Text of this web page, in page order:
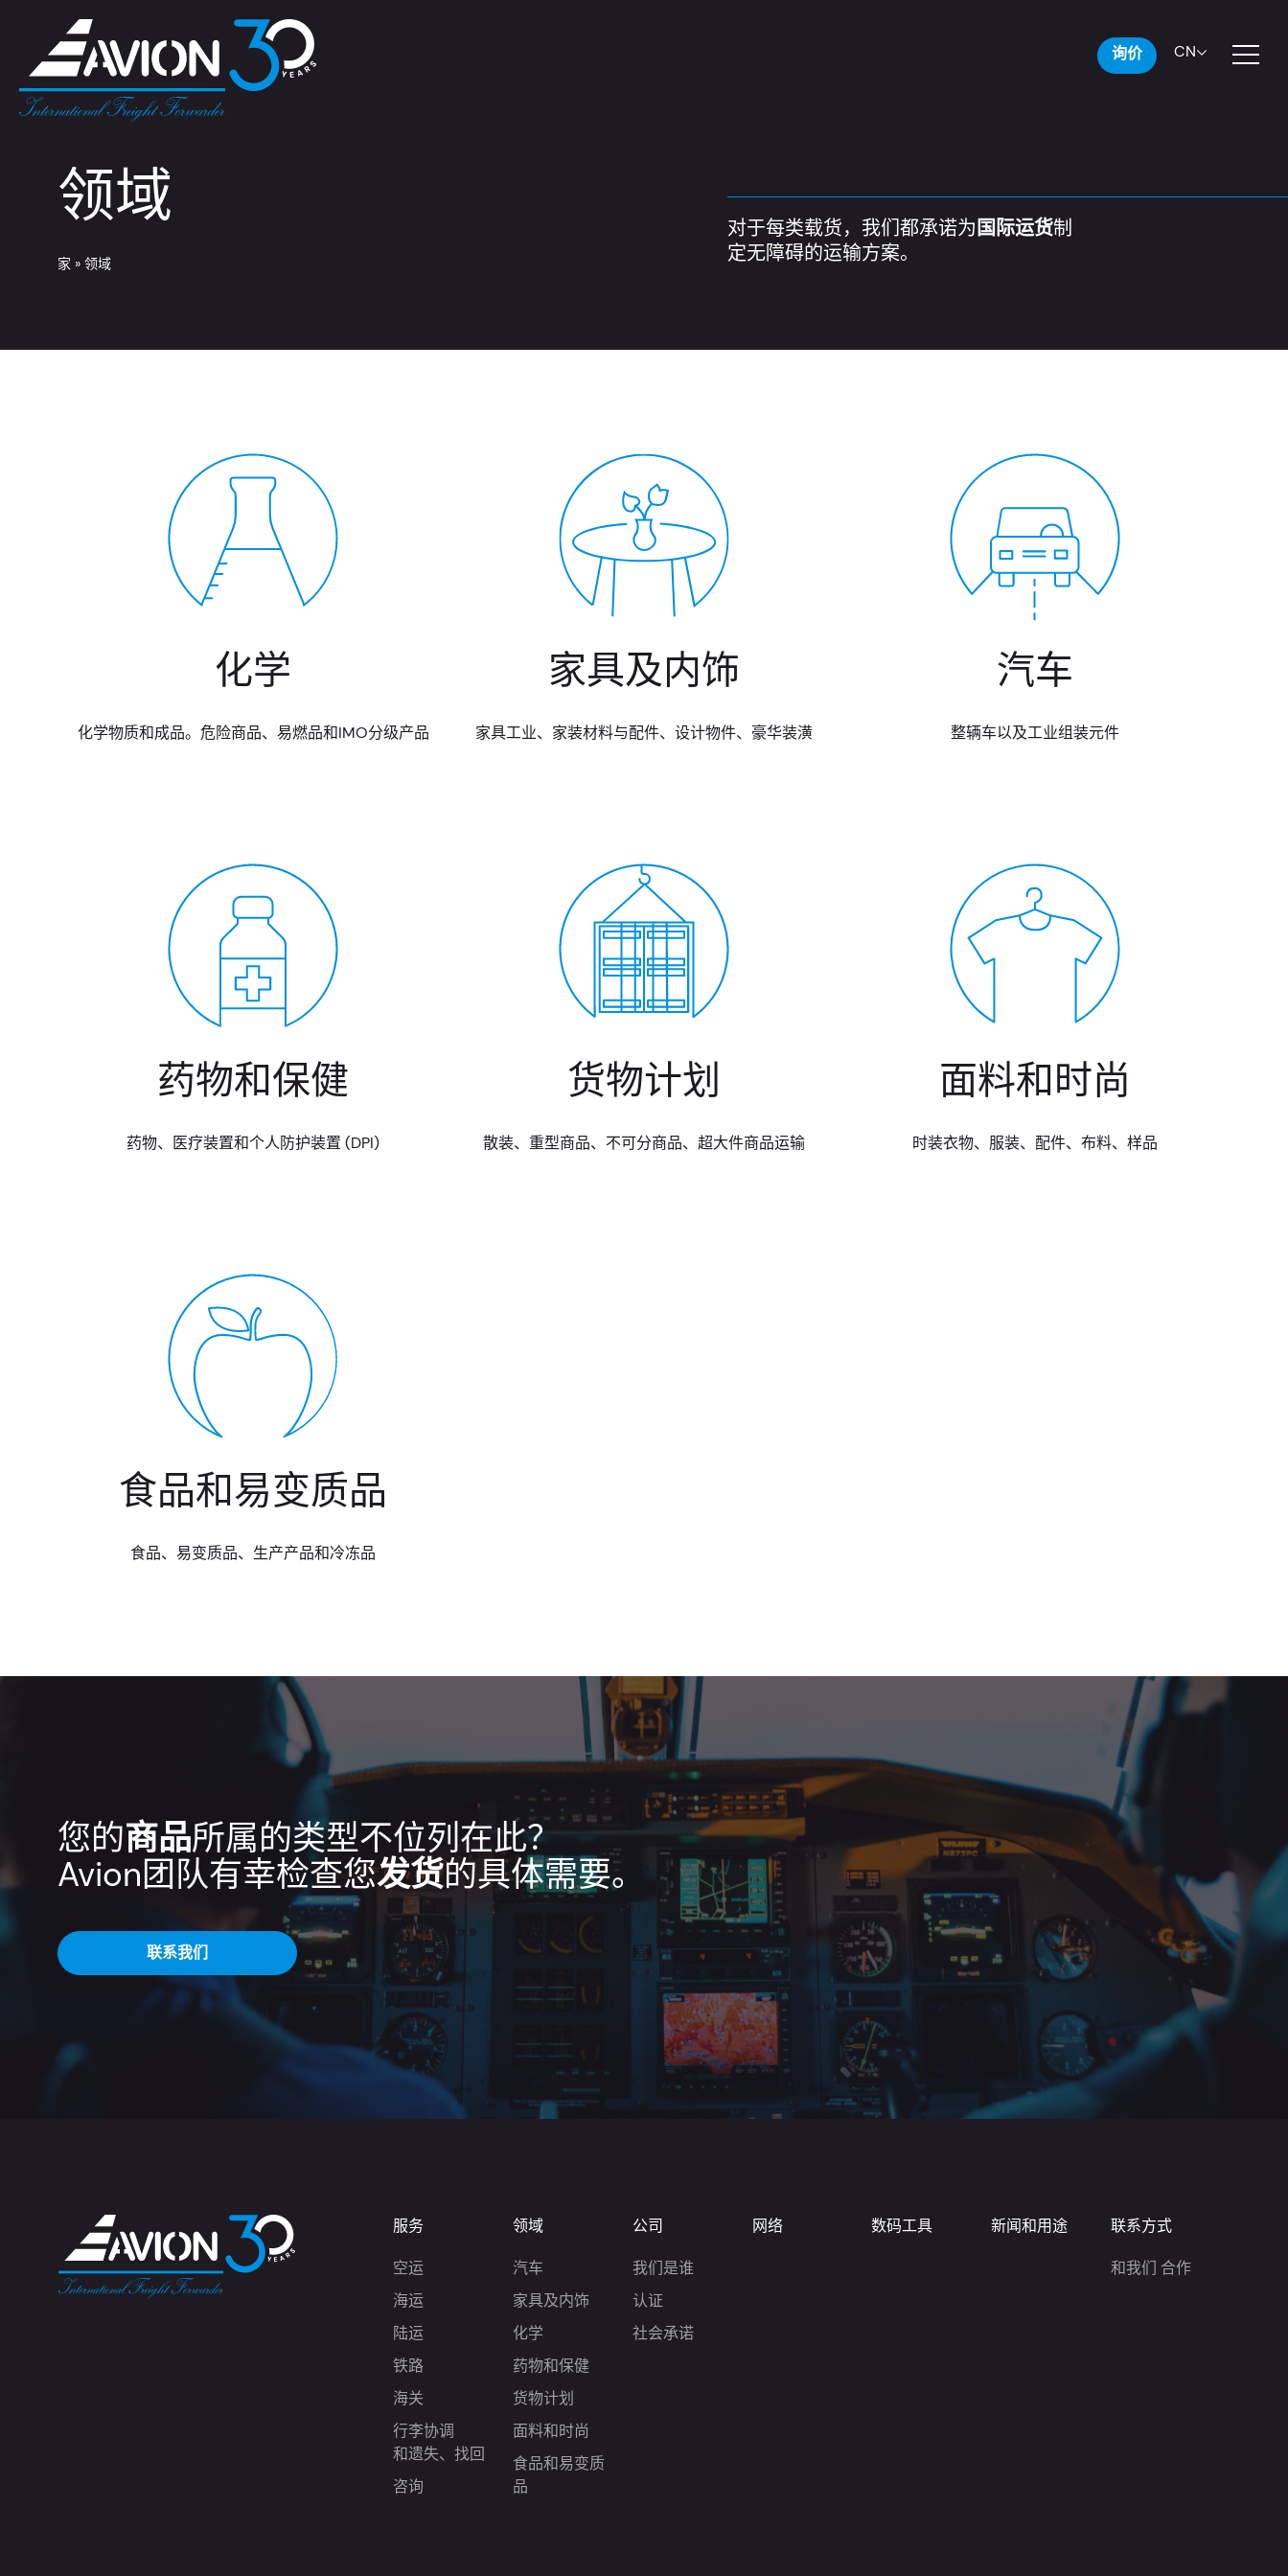
询价 CN
领域
家 » 领域
对于每类载货，我们都承诺为 国际运货制
定无障碍的运输方案。
化学
化学物质和成品。危险商品、易燃品和IMO分级产品
家具及内饰
家具工业、家装材料与配件、设计物件、豪华装潢
汽车
整辆车以及工业组装元件
药物和保健
药物、医疗装置和个人防护装置 (DPI)
货物计划
散装、重型商品、不可分商品、超大件商品运输
面料和时尚
时装衣物、服装、配件、布料、样品
食品和易变质品
食品、易变质品、生产产品和冷冻品
您的商品所属的类型不位列在此？
Avion团队有幸检查您发货的具体需要。
联系我们
服务
空运
海运
陆运
铁路
海关
行李协调
和遗失、找回
咨询
领域
汽车
家具及内饰
化学
药物和保健
货物计划
面料和时尚
食品和易变质
品
公司
我们是谁
认证
社会承诺
网络 数码工具 新闻和用途 联系方式
和我们 合作